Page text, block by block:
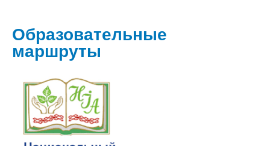
Образовательные
маршруты